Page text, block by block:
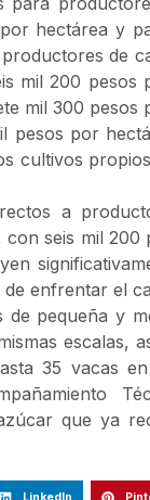
hectárea y
de
mil 200 pesos
mil 300 pesos
pesos por
cultivos
a
seis mil
enfrentar el
pequeña y
escalas,
35 vacas
que ya
LinkedIn